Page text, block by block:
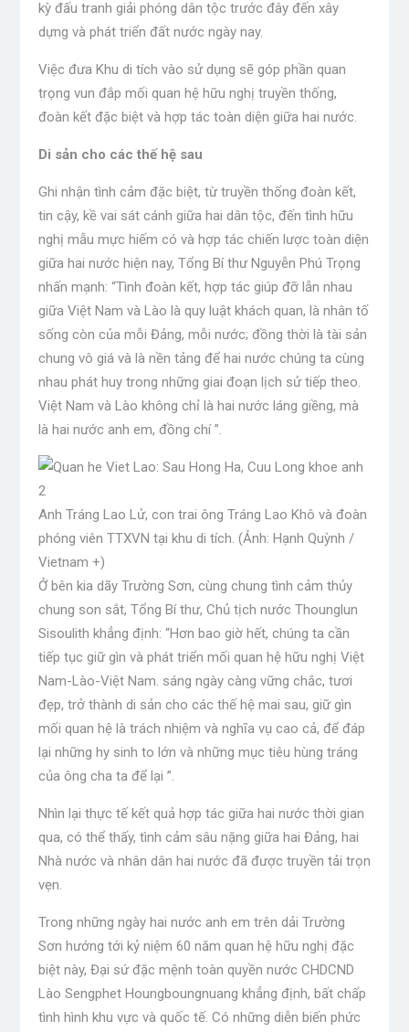
kỳ đấu tranh giải phóng dân tộc trước đây đến xây
dựng và phát triển đất nước ngày nay.
Việc đưa Khu di tích vào sử dụng sẽ góp phần quan
trọng vun đắp mối quan hệ hữu nghị truyền thống,
đoàn kết đặc biệt và hợp tác toàn diện giữa hai nước.
Di sản cho các thế hệ sau
Ghi nhận tình cảm đặc biệt, từ truyền thống đoàn kết,
tin cậy, kề vai sát cánh giữa hai dân tộc, đến tình hữu
nghị mẫu mực hiếm có và hợp tác chiến lược toàn diện
giữa hai nước hiện nay, Tổng Bí thư Nguyễn Phú Trọng
nhấn mạnh: “Tình đoàn kết, hợp tác giúp đỡ lẫn nhau
giữa Việt Nam và Lào là quy luật khách quan, là nhân tố
sống còn của mỗi Đảng, mỗi nước; đồng thời là tài sản
chung vô giá và là nền tảng để hai nước chúng ta cùng
nhau phát huy trong những giai đoạn lịch sử tiếp theo.
Việt Nam và Lào không chỉ là hai nước láng giềng, mà
là hai nước anh em, đồng chí ”.
Anh Tráng Lao Lử, con trai ông Tráng Lao Khô và đoàn
phóng viên TTXVN tại khu di tích. (Ảnh: Hạnh Quỳnh /
Vietnam +)
Ở bên kia dãy Trường Sơn, cùng chung tình cảm thủy
chung son sắt, Tổng Bí thư, Chủ tịch nước Thounglun
Sisoulith khẳng định: “Hơn bao giờ hết, chúng ta cần
tiếp tục giữ gìn và phát triển mối quan hệ hữu nghị Việt
Nam-Lào-Việt Nam. sáng ngày càng vững chắc, tươi
đẹp, trở thành di sản cho các thế hệ mai sau, giữ gìn
mối quan hệ là trách nhiệm và nghĩa vụ cao cả, để đáp
lại những hy sinh to lớn và những mục tiêu hùng tráng
của ông cha ta để lại ”.
Nhìn lại thực tế kết quả hợp tác giữa hai nước thời gian
qua, có thể thấy, tình cảm sâu nặng giữa hai Đảng, hai
Nhà nước và nhân dân hai nước đã được truyền tải trọn
vẹn.
Trong những ngày hai nước anh em trên dải Trường
Sơn hướng tới kỷ niệm 60 năm quan hệ hữu nghị đặc
biệt này, Đại sứ đặc mệnh toàn quyền nước CHDCND
Lào Sengphet Houngboungnuang khẳng định, bất chấp
tình hình khu vực và quốc tế. Có những diễn biến phức